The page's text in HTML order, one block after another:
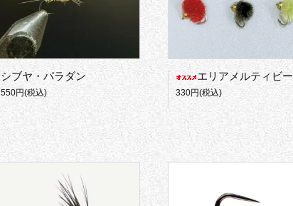
シブヤ・パラダン
550円(税込)
エリアメルティビーズエッグ
330円(税込)